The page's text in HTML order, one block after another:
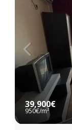
39,900€
950€/m²